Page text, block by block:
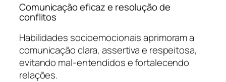
Comunicação eficaz e resolução de
conflitos
Habilidades socioemocionais aprimoram a
comunicação clara, assertiva e respeitosa,
evitando mal-entendidos e fortalecendo
relações.